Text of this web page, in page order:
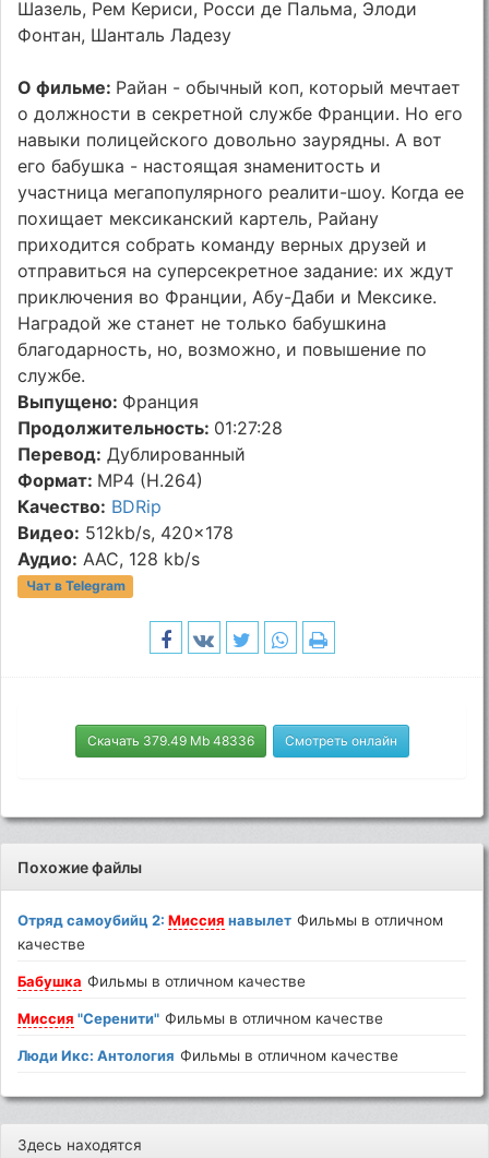
Шазель, Рем Кериси, Росси де Пальма, Элоди
Фонтан, Шанталь Ладезу
О фильме: Райан - обычный коп, который мечтает
о должности в секретной службе Франции. Но его
навыки полицейского довольно заурядны. А вот
его бабушка - настоящая знаменитость и
участница мегапопулярного реалити-шоу. Когда ее
похищает мексиканский картель, Райану
приходится собрать команду верных друзей и
отправиться на суперсекретное задание: их ждут
приключения во Франции, Абу-Даби и Мексике.
Наградой же станет не только бабушкина
благодарность, но, возможно, и повышение по
службе.
Выпущено: Франция
Продолжительность: 01:27:28
Перевод: Дублированный
Формат: MP4 (H.264)
Качество: BDRip
Видео: 512kb/s, 420x178
Аудио: AAC, 128 kb/s
Чат в Telegram
Скачать 379.49 Mb 48336 Смотреть онлайн
Похожие файлы
Отряд самоубийц 2:Миссия навылет Фильмы в отличном
качестве
Бабушка Фильмы в отличном качестве
Миссия "Серенити" Фильмы в отличном качестве
Люди Икс: Антология Фильмы в отличном качестве
Здесь находятся